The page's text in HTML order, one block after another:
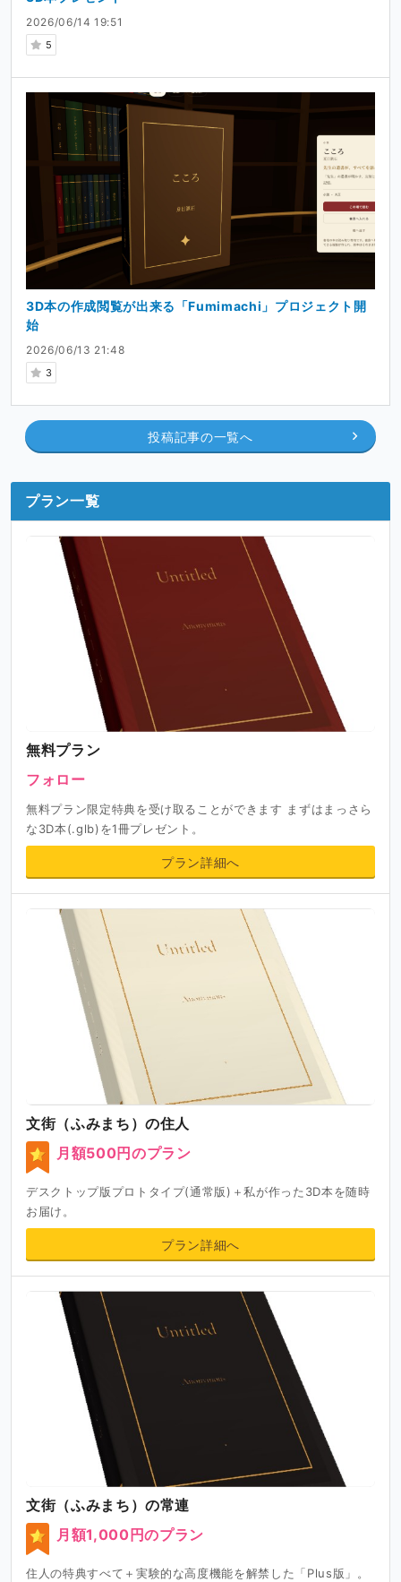
設計メモや開発の裏側、うまくいった／失敗した試行錯
誤の共有
ときどき書いている
などを予定しています。ぶっちゃけ気軽にメッセージなど
でリクエストを頂ければ、可能な限り答えます。
完成品だけでなく、「作っている過程」そのものを一緒に
楽しんでもらえたら嬉しいです。
支援してくださる皆さまへ
少しでも面白そうだと感じてもらえたら、ぜひ応援のコメ
ントやご支援をいただけると、とても励みになります。皆
さんの声を力に、こつこつと、でも着実に育てていきま
す。
2026/06/14 19:51
5
2026/06/13 21:48
3
3D本の作成閲覧が出来る「Fumimachi」プロジェクト開
始
投稿記事の一覧へ
プラン一覧
無料プラン
フォロー
無料プラン限定特典を受け取ることができます まずはまっさら
な3D本(.glb)を1冊プレゼント。
プラン詳細へ
文街（ふみまち）の住人
月額500円のプラン
デスクトップ版プロトタイプ(通常版)＋私が作った3D本を随時
お届け。
プラン詳細へ
文街（ふみまち）の常連
月額1,000円のプラン
住人の特典すべて＋実験的な高度機能を解禁した「Plus版」。